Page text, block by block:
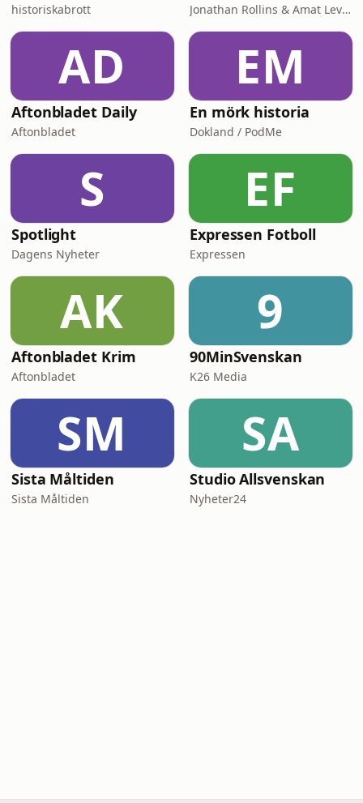
historiskabrott Jonathan Rollins & Amat Levin
AD
Aftonbladet Daily
Aftonbladet
EM
En mörk historia
Dokland / PodMe
S
Spotlight
Dagens Nyheter
EF
Expressen Fotboll
Expressen
AK
Aftonbladet Krim
Aftonbladet
9
90MinSvenskan
K26 Media
SM
Sista Måltiden
Sista Måltiden
SA
Studio Allsvenskan
Nyheter24